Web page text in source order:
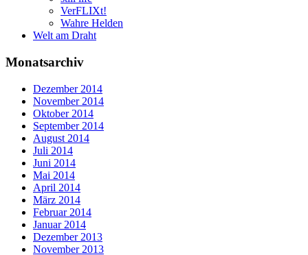
VerFLIXt!
Wahre Helden
Welt am Draht
Monatsarchiv
Dezember 2014
November 2014
Oktober 2014
September 2014
August 2014
Juli 2014
Juni 2014
Mai 2014
April 2014
März 2014
Februar 2014
Januar 2014
Dezember 2013
November 2013